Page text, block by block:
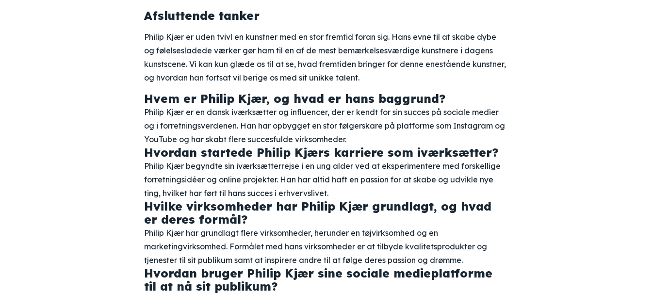
Afsluttende tanker
Philip Kjær er uden tvivl en kunstner med en stor fremtid foran sig. Hans evne til at skabe dybe
og følelsesladede værker gør ham til en af de mest bemærkelsesværdige kunstnere i dagens
kunstscene. Vi kan kun glæde os til at se, hvad fremtiden bringer for denne enestående kunstner,
og hvordan han fortsat vil berige os med sit unikke talent.
Hvem er Philip Kjær, og hvad er hans baggrund?
Philip Kjær er en dansk iværksætter og influencer, der er kendt for sin succes på sociale medier
og i forretningsverdenen. Han har opbygget en stor følgerskare på platforme som Instagram og
YouTube og har skabt flere succesfulde virksomheder.
Hvordan startede Philip Kjærs karriere som iværksætter?
Philip Kjær begyndte sin iværksætterrejse i en ung alder ved at eksperimentere med forskellige
forretningsidéer og online projekter. Han har altid haft en passion for at skabe og udvikle nye
ting, hvilket har ført til hans succes i erhvervslivet.
Hvilke virksomheder har Philip Kjær grundlagt, og hvad
er deres formål?
Philip Kjær har grundlagt flere virksomheder, herunder en tøjvirksomhed og en
marketingvirksomhed. Formålet med hans virksomheder er at tilbyde kvalitetsprodukter og
tjenester til sit publikum samt at inspirere andre til at følge deres passion og drømme.
Hvordan bruger Philip Kjær sine sociale medieplatforme
til at nå sit publikum?